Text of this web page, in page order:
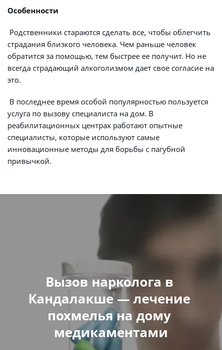
Особенности
страдания близкого человека. Чем раньше человек
обратится за помощью, тем быстрее ее получит. Но не
всегда страдающий алкоголизмом дает свое согласие на
это.
услуга по вызову специалиста на дом. В
реабилитационных центрах работают опытные
специалисты, которые используют самые
инновационные методы для борьбы с пагубной
привычкой.
Вызов нарколога в
Кандалакше — лечение
похмелья на дому
медикаментами